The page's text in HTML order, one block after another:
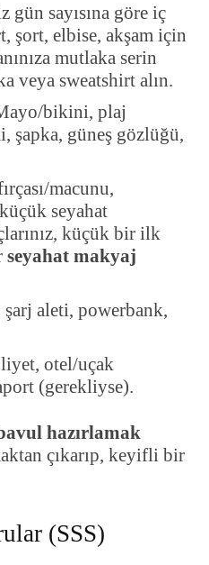
gün sayısına göre iç
şort, elbise, akşam için
mutlaka serin
veya sweatshirt alın.
bikini, plaj
şapka, güneş gözlüğü,
macunu,
seyahat
küçük bir ilk
seyahat makyaj
aleti, powerbank,
otel/uçak
(gerekliyse).
hazırlamak
çıkarıp, keyifli bir
(SSS)